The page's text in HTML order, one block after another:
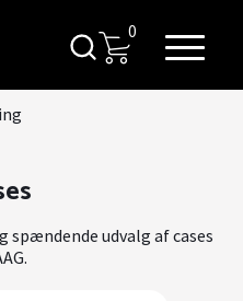
0
spændende udvalg af cases